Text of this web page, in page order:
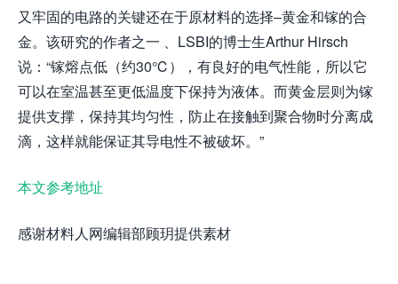
又牢固的电路的关键还在于原材料的选择–黄金和镓的合
金。该研究的作者之一 、LSBI的博士生Arthur Hirsch
说：“镓熔点低（约30℃），有良好的电气性能，所以它
可以在室温甚至更低温度下保持为液体。而黄金层则为镓
提供支撑，保持其均匀性，防止在接触到聚合物时分离成
滴，这样就能保证其导电性不被破坏。”
本文参考地址
感谢材料人网编辑部顾玥提供素材